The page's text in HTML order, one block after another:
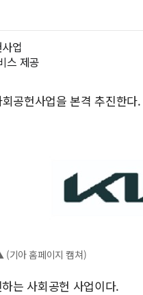
업
스 제공
공헌사업을 본격 추진한다.
기아 홈페이지 캠쳐)
는 사회공헌 사업이다.